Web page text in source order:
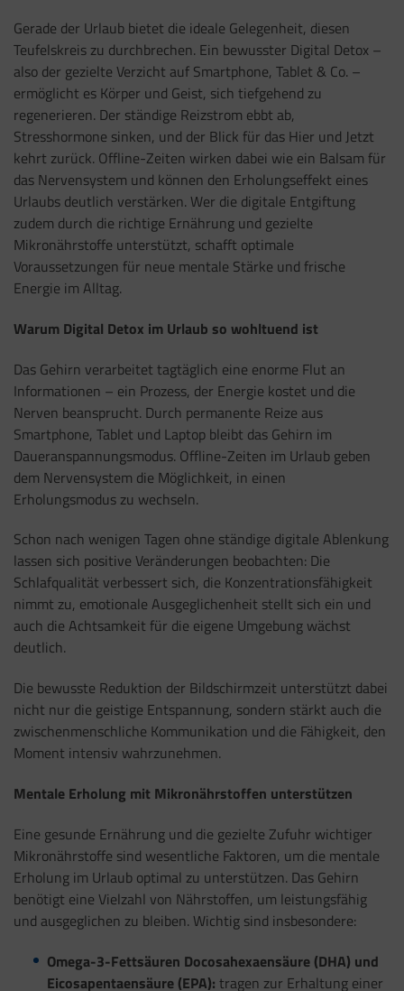
Gerade der Urlaub bietet die ideale Gelegenheit, diesen
Teufelskreis zu durchbrechen. Ein bewusster Digital Detox –
also der gezielte Verzicht auf Smartphone, Tablet & Co. –
ermöglicht es Körper und Geist, sich tiefgehend zu
regenerieren. Der ständige Reizstrom ebbt ab,
Stresshormone sinken, und der Blick für das Hier und Jetzt
kehrt zurück. Offline-Zeiten wirken dabei wie ein Balsam für
das Nervensystem und können den Erholungseffekt eines
Urlaubs deutlich verstärken. Wer die digitale Entgiftung
zudem durch die richtige Ernährung und gezielte
Mikronährstoffe unterstützt, schafft optimale
Voraussetzungen für neue mentale Stärke und frische
Energie im Alltag.
Warum Digital Detox im Urlaub so wohltuend ist
Das Gehirn verarbeitet tagtäglich eine enorme Flut an
Informationen – ein Prozess, der Energie kostet und die
Nerven beansprucht. Durch permanente Reize aus
Smartphone, Tablet und Laptop bleibt das Gehirn im
Daueranspannungsmodus. Offline-Zeiten im Urlaub geben
dem Nervensystem die Möglichkeit, in einen
Erholungsmodus zu wechseln.
Schon nach wenigen Tagen ohne ständige digitale Ablenkung
lassen sich positive Veränderungen beobachten: Die
Schlafqualität verbessert sich, die Konzentrationsfähigkeit
nimmt zu, emotionale Ausgeglichenheit stellt sich ein und
auch die Achtsamkeit für die eigene Umgebung wächst
deutlich.
Die bewusste Reduktion der Bildschirmzeit unterstützt dabei
nicht nur die geistige Entspannung, sondern stärkt auch die
zwischenmenschliche Kommunikation und die Fähigkeit, den
Moment intensiv wahrzunehmen.
Mentale Erholung mit Mikronährstoffen unterstützen
Eine gesunde Ernährung und die gezielte Zufuhr wichtiger
Mikronährstoffe sind wesentliche Faktoren, um die mentale
Erholung im Urlaub optimal zu unterstützen. Das Gehirn
benötigt eine Vielzahl von Nährstoffen, um leistungsfähig
und ausgeglichen zu bleiben. Wichtig sind insbesondere:
Omega-3-Fettsäuren Docosahexaensäure (DHA) und
Eicosapentaensäure (EPA): tragen zur Erhaltung einer